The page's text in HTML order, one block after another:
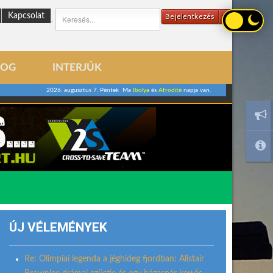
Bejelentkezés
Kapcsolat
INTERJÚK
2026. augusztus 7. Péntek Ma Ibolyaés Afroditénapja van.
ÚJ VÉLEMÉNYEK
Re: Olimpiai legenda a jéghideg fjordban: Alistair